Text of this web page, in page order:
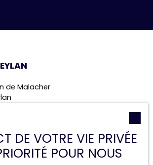
de Malacher
DE VOTRE VIE PRIVÉE
POUR NOUS